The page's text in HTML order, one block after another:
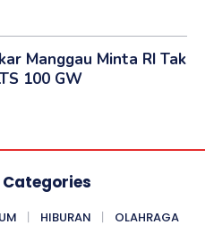
Manggau Minta RI Tak
100 GW
HIBURAN
OLAHRAGA